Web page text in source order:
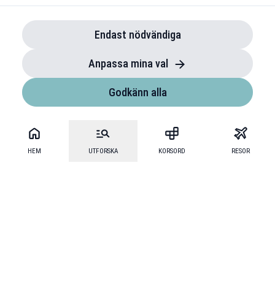
HEM UTFORSKA KORSORD RESOR
Endast nödvändiga
Anpassa mina val
Godkänn alla